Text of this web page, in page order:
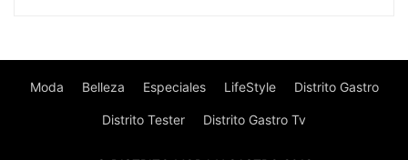
Moda Belleza Especiales LifeStyle Distrito Gastro
Distrito Tester Distrito Gastro Tv